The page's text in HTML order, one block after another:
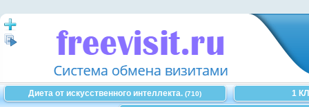
Диета от искусственного интеллекта. (710)
1